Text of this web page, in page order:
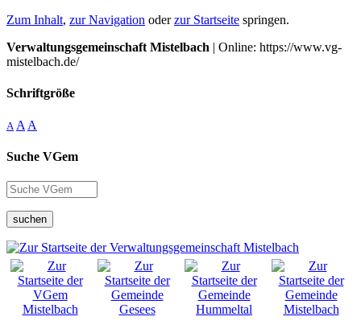
Zum Inhalt, zur Navigation oderzur Startseite springen.
Verwaltungsgemeinschaft Mistelbach | Online: https://www.vg-
mistelbach.de/
Schriftgröße
A A A
Suche VGem
suchen